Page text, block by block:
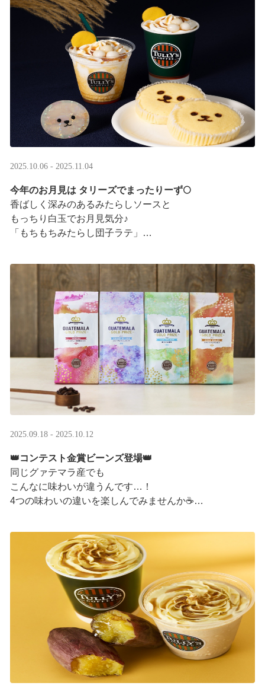
LINEギフト限定！ タリーズデジタルギフト2,000円分を
贈ると、自分も500円分のデジタルギフトがもらえるキャ
ンペーンがス ···
2025.10.06 - 2025.11.04
今年のお月見は タリーズでまったりーず🌕
香ばしく深みのあるみたらしソースと
もっちり白玉でお月見気分♪
「もちもちみたらし団子ラテ」
お月様をモチーフにした
まんまるベアフルも皆様のご来店をお待ちしていま ···
2025.09.18 - 2025.10.12
👑コンテスト金賞ビーンズ登場👑
同じグァテマラ産でも
こんなに味わいが違うんです…！
4つの味わいの違いを楽しんでみませんか☕
グァテマラコーヒー体験イベントも実施中▼